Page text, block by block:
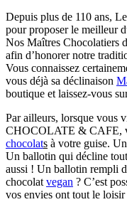
Depuis plus de 110 ans,
pour proposer le meilleur
Nos Maîtres Chocolatiers
afin d’honorer notre
Vous connaissez
vous déjà sa déclinaison
boutique et laissez-vous
Par ailleurs, lorsque vous
CHOCOLATE & CAFE,
chocolats à votre guise.
Un ballotin qui décline
aussi ! Un ballotin rempli
chocolat vegan ? C’est
vos envies ont tout le loisir